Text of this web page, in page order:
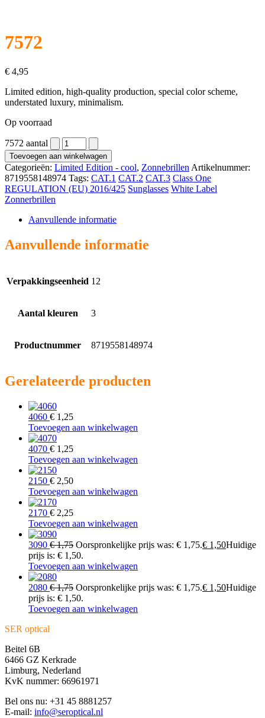
7572
€ 4,95
Limited edition, high-quality production, special color scheme,
understated luxury, minimalism.
Op voorraad
7572 aantal
Toevoegen aan winkelwagen
Categorieën: Limited Edition - cool, Zonnebrillen Artikelnummer:
8719558148974 Tags: CAT.1 CAT.2 CAT.3 Class One
REGULATION (EU) 2016/425 Sunglasses White Label
Zonnerbrillen
Aanvullende informatie
Aanvullende informatie
Verpakkingseenheid 12
Aantal kleuren 3
Productnummer 8719558148974
Gerelateerde producten
4060 € 1,25
Toevoegen aan winkelwagen
4070 € 1,25
Toevoegen aan winkelwagen
2150 € 2,50
Toevoegen aan winkelwagen
2170 € 2,25
Toevoegen aan winkelwagen
3090 €1,75 Oorspronkelijke prijs was: € 1,75.€ 1,50Huidige
prijs is: € 1,50.
Toevoegen aan winkelwagen
2080 €1,75 Oorspronkelijke prijs was: € 1,75.€ 1,50Huidige
prijs is: € 1,50.
Toevoegen aan winkelwagen
SER optical
Beitel 6B
6466 GZ Kerkrade
Limburg, Nederland
KvK nummer: 66961971
Bel ons nu: +31 45 8881257
E-mail: info@seroptical.nl